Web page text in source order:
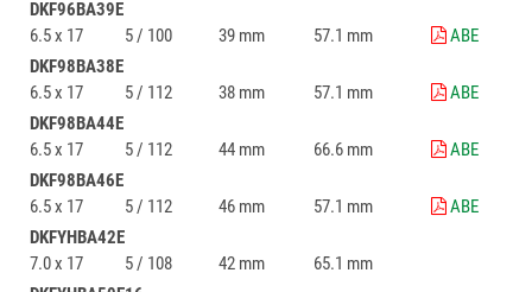
DKF96BA39E
6.5 x 17
5 / 100 39 mm 57.1 mm
ABE
DKF98BA38E
6.5 x 17
5 / 112 38 mm 57.1 mm
ABE
DKF98BA44E
6.5 x 17
5 / 112 44 mm 66.6 mm
ABE
DKF98BA46E
6.5 x 17
5 / 112 46 mm 57.1 mm
ABE
DKFYHBA42E
7.0 x 17
5 / 108 42 mm
65.1 mm